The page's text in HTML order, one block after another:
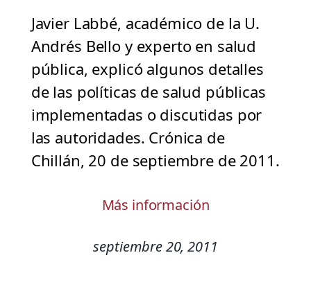
Javier Labbé, académico de la U.
Andrés Bello y experto en salud
pública, explicó algunos detalles
de las políticas de salud públicas
implementadas o discutidas por
las autoridades. Crónica de
Chillán, 20 de septiembre de 2011.
Más información
septiembre 20, 2011